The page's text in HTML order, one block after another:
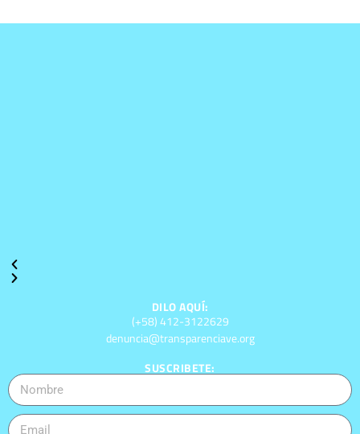
DILO AQUÍ:
(+58) 412-3122629
denuncia@transparenciave.org
SUSCRIBETE: